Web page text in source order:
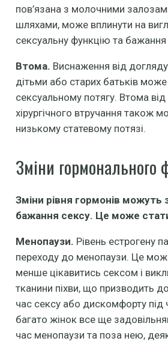
пов’язана з молочними
шляхами, може вплинути на
сексуальну функцію та бажання
Втома. Виснаження від
дітьми або старих батьків
сексуальному потягу. Втома
хірургічного втручання також
низькому статевому потязі.
Зміни гормонального
Зміни рівня гормонів можуть
бажання сексу. Це може
Менопаузи. Рівень естрогену
переходу до менопаузи. Це
менше цікавитись сексом і
тканини піхви, що призводить
час сексу або дискомфорту під
багато жінок все ще
час менопаузи та поза нею,